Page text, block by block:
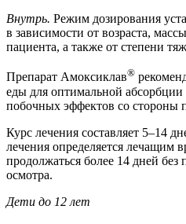
Внутрь. Режим дозирования
в зависимости от возраста,
пациента, а также от степени
Препарат Амоксиклав®
еды для оптимальной
побочных эффектов со стороны
Курс лечения составляет 5–14
лечения определяется лечащим
продолжаться более 14 дней
осмотра.
Дети до 12 лет